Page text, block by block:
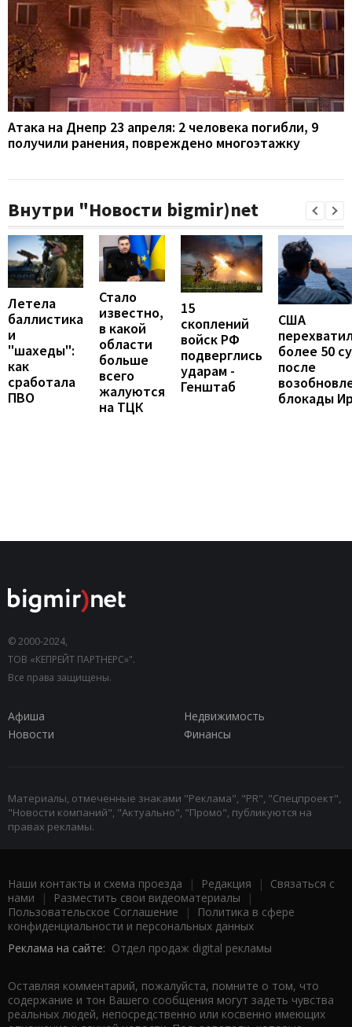
Атака на Днепр 23 апреля: 2 человека погибли, 9
получили ранения, повреждено многоэтажку
Внутри "Новости bigmir)net
Летела
баллистика
и
"шахеды":
как
сработала
ПВО
Стало
известно,
в какой
области
больше
всего
жалуются
на ТЦК
15
скоплений
войск РФ
подверглись
ударам -
Генштаб
США
более 50
после
блокады
© 2000-2024,
ТОВ «КЕПРЕЙТ ПАРТНЕРС»".
Все права защищены.
Афиша
Недвижимость
Новости
Финансы
Материалы, отмеченные знаками "Реклама", "PR", "Спецпроект",
"Новости компаний", "Актуально", "Промо", публикуются на
правах рекламы.
Наши контакты и схема проезда | Редакция | Связаться с
нами | Разместить свои видеоматериалы |
Пользовательское Соглашение |
Политика в сфере
конфиденциальности и персональных данных
Реклама на сайте: Отдел продаж digital рекламы
Оставляя комментарий, пожалуйста, помните о том, что
содержание и тон Вашего сообщения могут задеть чувства
реальных людей, непосредственно или косвенно имеющих